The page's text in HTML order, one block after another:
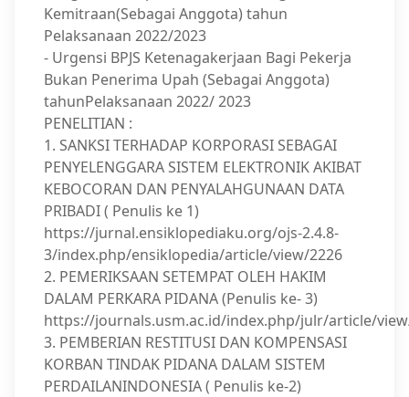
Kemitraan(Sebagai Anggota) tahun
Pelaksanaan 2022/2023
- Urgensi BPJS Ketenagakerjaan Bagi Pekerja
Bukan Penerima Upah (Sebagai Anggota)
tahunPelaksanaan 2022/ 2023
PENELITIAN :
1. SANKSI TERHADAP KORPORASI SEBAGAI
PENYELENGGARA SISTEM ELEKTRONIK AKIBAT
KEBOCORAN DAN PENYALAHGUNAAN DATA
PRIBADI ( Penulis ke 1)
https://jurnal.ensiklopediaku.org/ojs-2.4.8-
3/index.php/ensiklopedia/article/view/2226
2. PEMERIKSAAN SETEMPAT OLEH HAKIM
DALAM PERKARA PIDANA (Penulis ke- 3)
https://journals.usm.ac.id/index.php/julr/article/
3. PEMBERIAN RESTITUSI DAN KOMPENSASI
KORBAN TINDAK PIDANA DALAM SISTEM
PERDAILANINDONESIA ( Penulis ke-2)